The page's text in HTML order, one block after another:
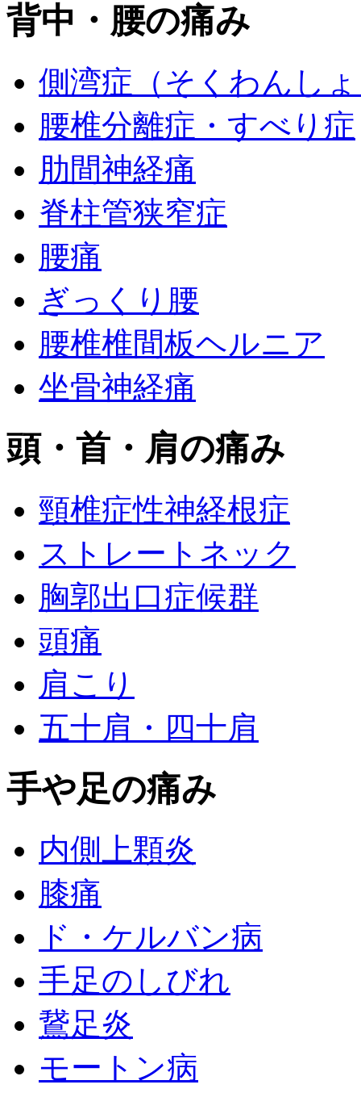
背中・腰の痛み
側湾症（そくわんし
腰椎分離症・すべり症
肋間神経痛
脊柱管狭窄症
腰痛
ぎっくり腰
腰椎椎間板ヘルニア
坐骨神経痛
頭・首・肩の痛み
頸椎症性神経根症
ストレートネック
胸郭出口症候群
頭痛
肩こり
五十肩・四十肩
手や足の痛み
内側上顆炎
膝痛
ド・ケルバン病
手足のしびれ
鵞足炎
モートン病